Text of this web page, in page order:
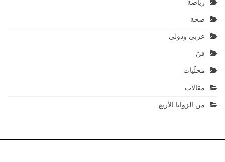
رياضة
صحة
عربي ودولي
فنّ
محلّيات
مقالات
من الزوايا الأربع